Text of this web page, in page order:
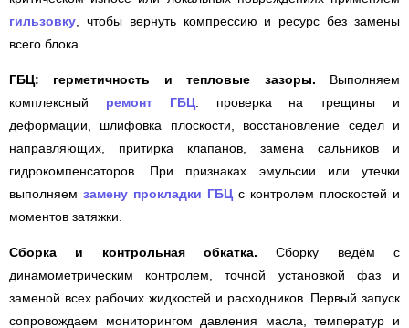
гильзовку , чтобы вернуть компрессию и ресурс без замены
всего блока.
ГБЦ: герметичность и тепловые зазоры. Выполняем
комплексный ремонт ГБЦ: проверка на трещины и
деформации, шлифовка плоскости, восстановление седел и
направляющих, притирка клапанов, замена сальников и
гидрокомпенсаторов. При признаках эмульсии или утечки
выполняем замену прокладки ГБЦ с контролем плоскостей и
моментов затяжки.
Сборка и контрольная обкатка. Сборку ведём с
динамометрическим контролем, точной установкой фаз и
заменой всех рабочих жидкостей и расходников. Первый запуск
сопровождаем мониторингом давления масла, температур и